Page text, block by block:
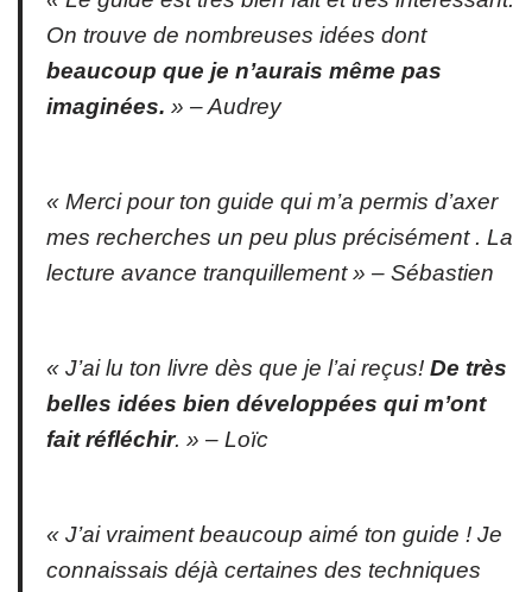
On trouve de nombreuses idées dont
beaucoup que je n’aurais même pas
imaginées. » –Audrey
« Merci pour ton guide qui m’a permis d’axer
mes recherches un peu plus précisément . La
lecture avance tranquillement » – Sébastien
« J’ai lu ton livre dès que je l’ai reçus! De très
belles idées bien développées qui m’ont
fait réfléchir. » – Loïc
« J’ai vraiment beaucoup aimé ton guide ! Je
connaissais déjà certaines des techniques